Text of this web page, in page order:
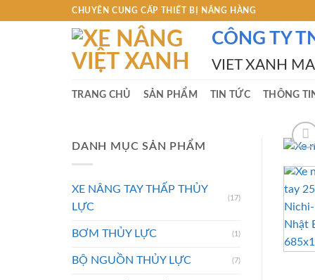
CHUYÊN CUNG CẤP THIẾT BỊ NÂNG HÀNG
CÔNG TY
VIET XANH
TRANG CHỦ SẢN PHẨM TIN TỨC THÔNG
DANH MỤC SẢN PHẨM
XE NÂNG TAY THẤP THỦY
LỰC
(17)
BƠM THỦY LỰC (1)
BỘ NGUỒN THỦY LỰC (7)